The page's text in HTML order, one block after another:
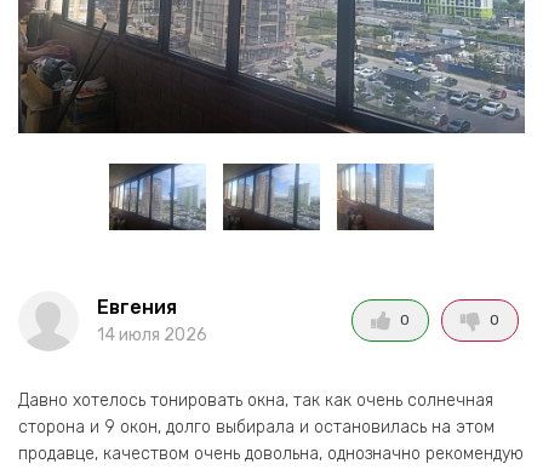
Евгения
14 июля 2026
0 0
Давно хотелось тонировать окна, так как очень солнечная
сторона и 9 окон, долго выбирала и остановилась на этом
продавце, качеством очень довольна, однозначно рекомендую